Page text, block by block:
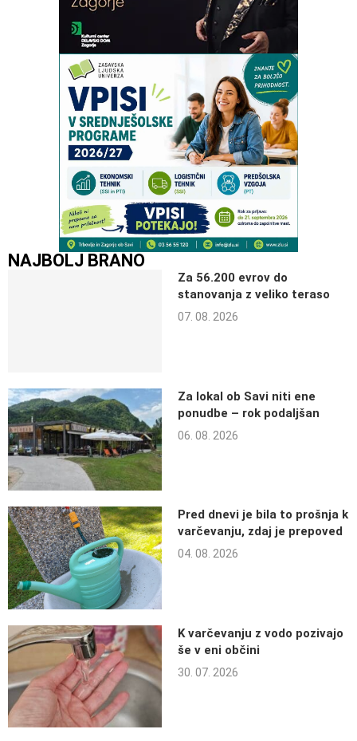
NAJBOLJ BRANO
Za 56.200 evrov do
stanovanja z veliko teraso
07. 08. 2026
Za lokal ob Savi niti ene
ponudbe – rok podaljšan
06. 08. 2026
Pred dnevi je bila to prošnja k
varčevanju, zdaj je prepoved
04. 08. 2026
K varčevanju z vodo pozivajo
še v eni občini
30. 07. 2026